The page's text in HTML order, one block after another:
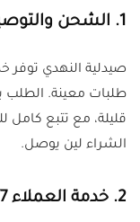
1. الشحن والتوصيل السريع
صيدلية النهدي توفر
طلبات معينة. الطلب
قليلة، مع تتبع
الشراء لين يوصل.
2. خدمة العملاء 24/7